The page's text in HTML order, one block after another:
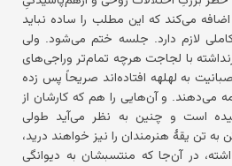
اضافه می‌کند که این مطلب را ساده نباید
لازم دارد. جلسه ختم می‌شود. ولی
با لجاجت هرچه تمام‌تر وراجی‌های
به لهلهه افتاده‌اند صریحاً پس زده
می‌دهند. و آن‌هایی را هم که کارشان از
است و چنین به نظر می‌آید طولی
به تن یقهٔ هنرمندان را نیز خواهند درید،
در آن‌جا که منتسبشان به دیوانگی